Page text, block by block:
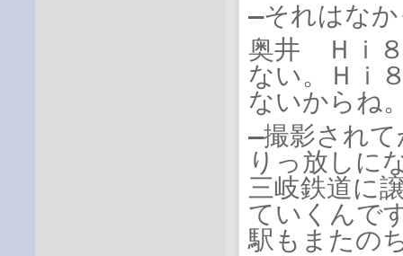
―それはな
奥井 Ｈｉ８
ない。Ｈｉ
ないからね
―撮影され
りっ放しに
三岐鉄道に
ていくんで
駅もまたの